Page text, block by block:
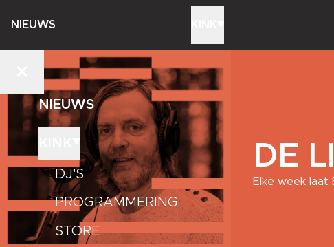
NIEUWS
NIEUWS
DJ'S
PROGRAMMERING
STORE
DE
Elke week